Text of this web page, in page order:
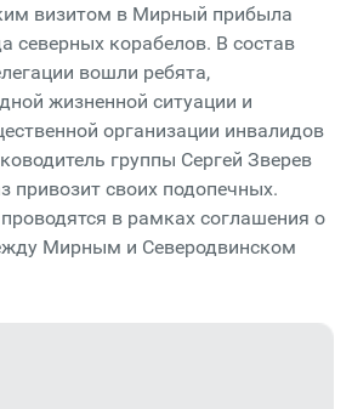
визитом в Мирный прибыла
северных корабелов. В состав
вошли ребята,
жизненной ситуации и
организации инвалидов
группы Сергей Зверев
привозит своих подопечных.
в рамках соглашения о
Мирным и Северодвинском